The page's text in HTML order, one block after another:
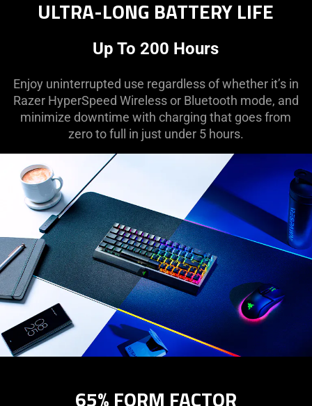
ULTRA-LONG BATTERY LIFE
Up To 200 Hours
Enjoy uninterrupted use regardless of whether it’s in
Razer HyperSpeed Wireless or Bluetooth mode, and
minimize downtime with charging that goes from
zero to full in just under 5 hours.
65% FORM FACTOR